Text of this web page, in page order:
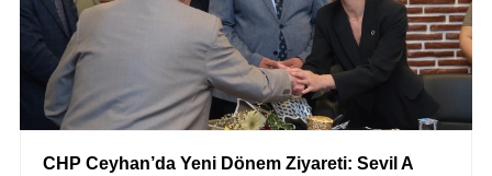
CHP Ceyhan’da Yeni Dönem Ziyareti: Sevil A